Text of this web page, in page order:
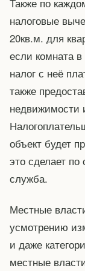
налоговые
20кв.м. для
если комната
налог с неё
также
недвижимости
объект будет
это сделает
служба.
Местные
усмотрению
и даже
местные